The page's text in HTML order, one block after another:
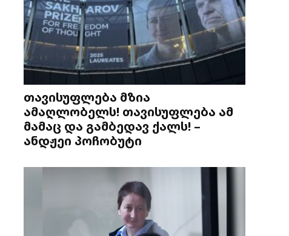
თავისუფლება მზია
ამაღლობელს! თავისუფლება ამ
მამაც და გამბედავ ქალს! –
ანდჟეი პოჩობუტი